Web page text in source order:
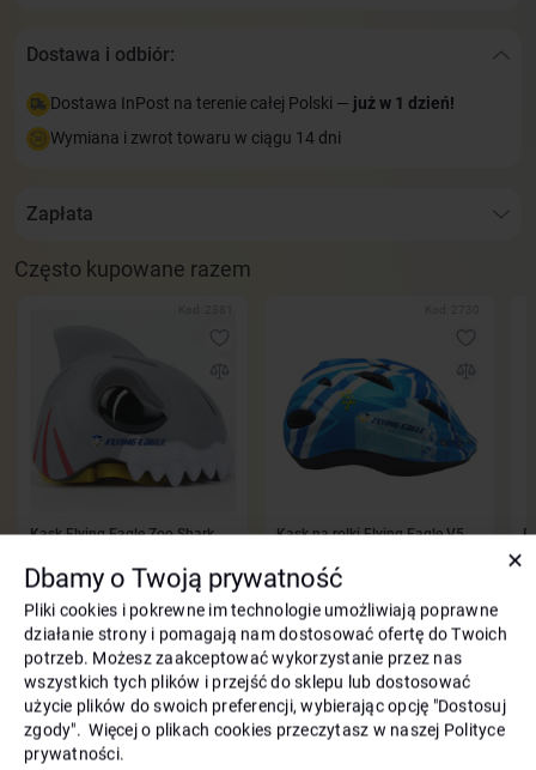
Dostawa i odbiór:
Dostawa InPost na terenie całej Polski — już w 1 dzień!
Wymiana i zwrot towaru w ciągu 14 dni
Zapłata
Często kupowane razem
Kask Flying Eagle Zoo Shark
180 zł -20%
144zł
Kask na rolki Flying Eagle V5
cm)
75 zł -20%
60zł
Opis Rolki dla dzieci Rolki Regulowane Flying
Eagle S3 Cosmo czarny
✕
Dbamy o Twoją prywatność
Pliki cookies i pokrewne im technologie umożliwiają poprawne
działanie strony i pomagają nam dostosować ofertę do Twoich
potrzeb. Możesz zaakceptować wykorzystanie przez nas
wszystkich tych plików i przejść do sklepu lub dostosować
użycie plików do swoich preferencji, wybierając opcję "Dostosuj
zgody". Więcej o plikach cookies przeczytasz w naszej Polityce
prywatności.